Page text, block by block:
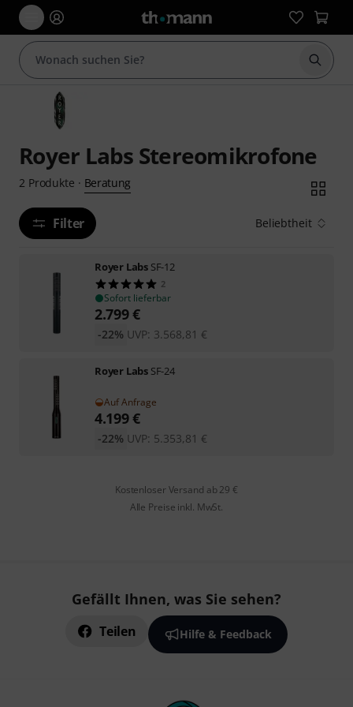
Suche
Royer Labs Stereomikrofone
2 Produkte · Beratung
Filter Beliebtheit
Royer Labs SF-12
2
Sofort lieferbar
2.799€
UVP: 3.568,81 €
-22%
Royer Labs SF-24
Auf Anfrage
4.199€
UVP: 5.353,81 €
-22%
Kostenloser Versand ab 29 €
Alle Preise inkl. MwSt.
Gefällt Ihnen, was Sie sehen?
Teilen Hilfe & Feedback